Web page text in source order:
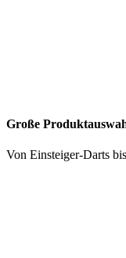
Große
Von Einsteiger-Darts